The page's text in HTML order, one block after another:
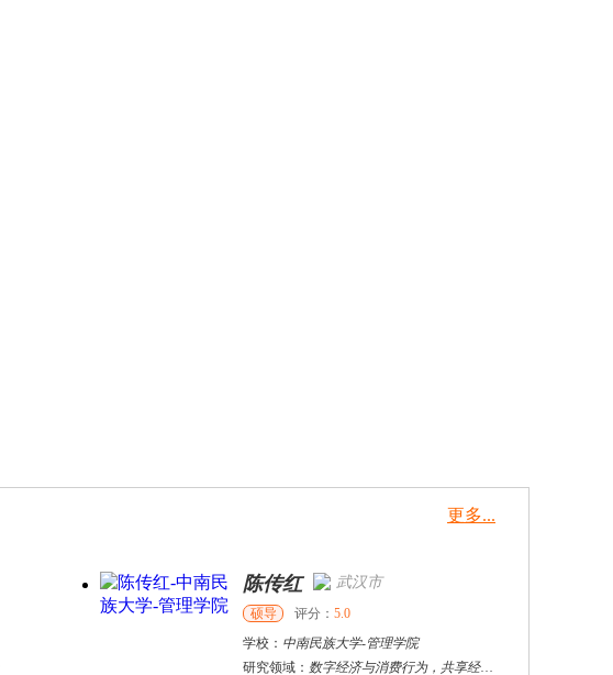
更多...
陈传红 武汉市
硕导 评分： 5.0
学校： 中南民族大学-管理学院
研究领域： 数字经济与消费行为，共享经济与协同消费，创新与采纳行为